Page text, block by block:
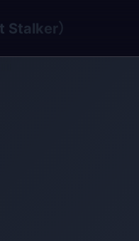
Stalker）